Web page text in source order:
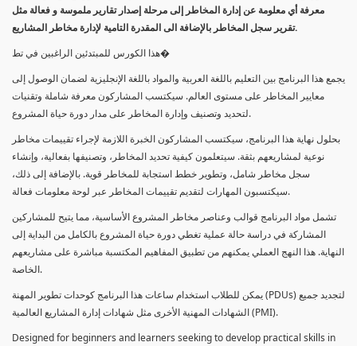
معرفة أي معلومة عن إدارة المخاطر إلى مرحلة إصدار تقارير ملموسة و فعالة مثل
تقرير سجل المخاطر بالإضافة الى المقدرة التامية لإدارة مخاطر المشاريع.
هذا الكورس للمبتدئين الراغبين في تط�
يجمع هذا البرنامج بين التعليم باللغة العربية والمواد باللغة الإنجليزية لضمان الوصول إلى
معايير المخاطر على مستوى العالم. سيكتسب المشاركون معرفة شاملة وتقنيات
لتحديد وتصنيف وإدارة المخاطر على مدار دورة حياة المشروع.
بحلول نهاية هذا البرنامج، سيكتسب المشاركون الخبرة اللازمة لإجراء تقييمات مخاطر
نوعية لمشاريعهم بثقة. سيتعلمون كيفية تحديد المخاطر، وتصنيفها بفعالية، وإنشاء
سجل مخاطر شامل، وتطوير خطط استجابة للمخاطر قوية. بالإضافة إلى ذلك،
سيكتسبون المهارات لتقديم تقييمات المخاطر عبر لوحة معلومات فعالة.
تشمل مواد البرنامج قوالب وعناصر مخاطر المشروع الأساسية، مما يتيح للمشاركين
المشاركة في دراسة حالة عملية تغطي دورة حياة المشروع بالكامل من البداية إلى
النهاية. هذا النهج العملي يمكنهم من تطبيق المفاهيم المكتسبة مباشرة على مشاريعهم
الخاصة.
يمكن للطلاب استخدام ساعات هذا البرنامج كوحدات تطوير المهنة (PDUs) لتجديد جميع
الشهادات المهنية الأخرى مثل شهادات إدارة المشاريع العالمية (PMI).
Designed for beginners and learners seeking to develop practical skills in